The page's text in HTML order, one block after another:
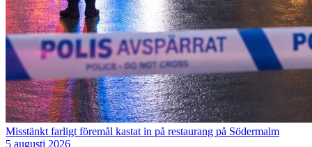
Misstänkt farligt föremål kastat in på restaurang på Södermalm
5 augusti 2026